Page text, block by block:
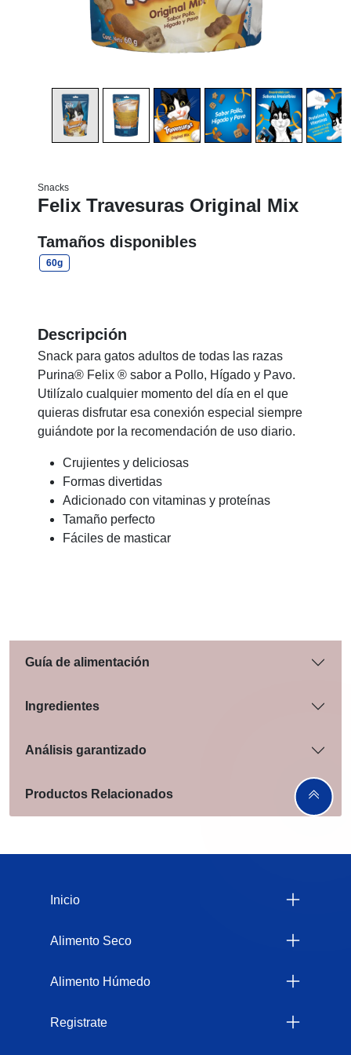
Snacks
Felix Travesuras Original Mix
Tamaños disponibles
60g
Descripción
Snack para gatos adultos de todas las razas
Purina® Felix ® sabor a Pollo, Hígado y Pavo.
Utilízalo cualquier momento del día en el que
quieras disfrutar esa conexión especial siempre
guiándote por la recomendación de uso diario.
Crujientes y deliciosas
Formas divertidas
Adicionado con vitaminas y proteínas
Tamaño perfecto
Fáciles de masticar
Guía de alimentación
Ingredientes
Análisis garantizado
Productos Relacionados
Inicio
Alimento Seco
Alimento Húmedo
Registrate